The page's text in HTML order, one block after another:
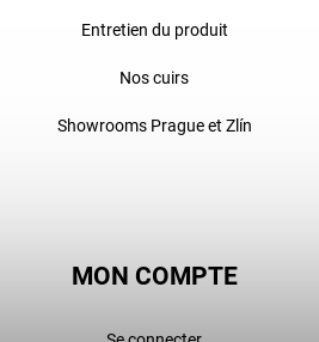
Entretien du produit
Nos cuirs
Showrooms Prague et Zlín
MON COMPTE